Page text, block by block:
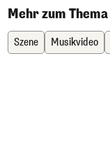
Mehr zum Thema
Szene Musikvideo